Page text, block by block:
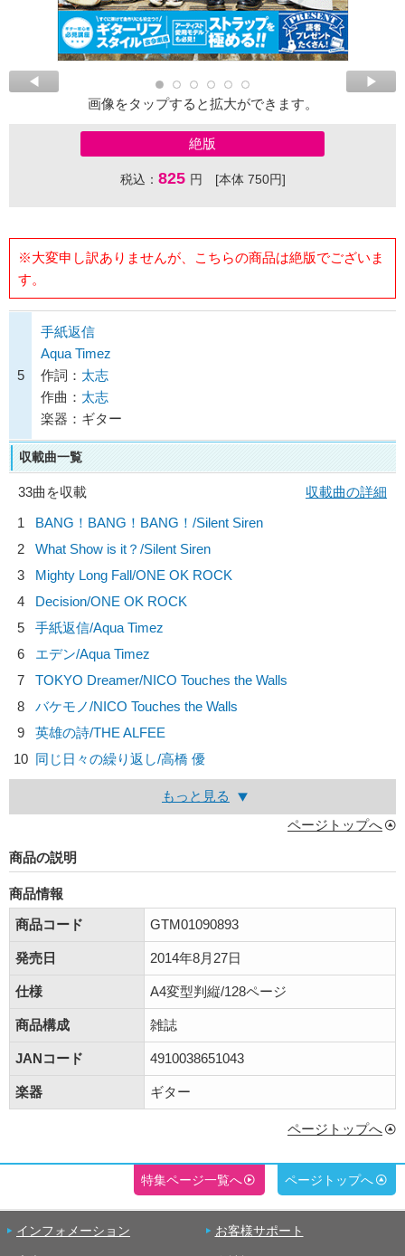
画像をタップすると拡大ができます。
絶版
税込： 825 円 [本体 750円]
※大変申し訳ありませんが、こちらの商品は絶版でございま
す。
5
手紙返信
Aqua Timez
作詞： 太志
作曲： 太志
楽器：ギター
収載曲一覧
33曲を収載
収載曲の詳細
1
BANG！BANG！BANG！/Silent Siren
2
What Show is it？/Silent Siren
3
Mighty Long Fall/ONE OK ROCK
4
Decision/ONE OK ROCK
5
手紙返信/Aqua Timez
6
エデン/Aqua Timez
7
TOKYO Dreamer/NICO Touches the Walls
8
バケモノ/NICO Touches the Walls
9
英雄の詩/THE ALFEE
10 同じ日々の繰り返し/高橋 優
もっと見る
ページトップへ
商品の説明
商品情報
商品コード
GTM01090893
発売日 2014年8月27日
仕様 A4変型判縦/128ページ
商品構成 雑誌
JANコード 4910038651043
楽器 ギター
ページトップへ
特集ページ一覧へ ページトップへ
インフォメーション お客様サポート